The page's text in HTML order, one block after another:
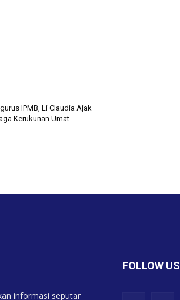
IPMB, Li Claudia Ajak
Kerukunan Umat
informasi seputar
FOLLOW US